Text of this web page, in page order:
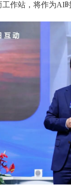
作站，将作为AI